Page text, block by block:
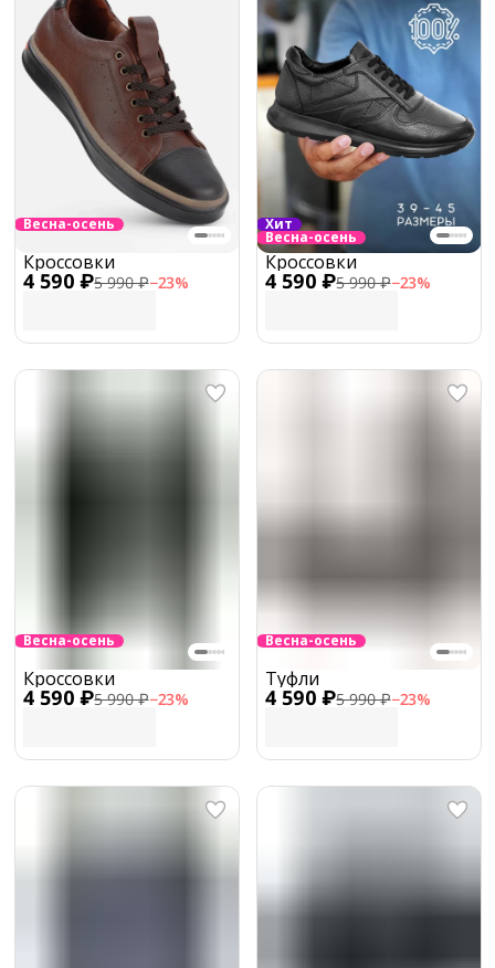
Весна-осень
4 590 ₽5 990 ₽−23%
Кроссовки
Хит
Весна-осень
4 590 ₽5 990 ₽−23%
Кроссовки
Весна-осень
4 590 ₽5 990 ₽−23%
Кроссовки
Весна-осень
4 590 ₽5 990 ₽−23%
Туфли